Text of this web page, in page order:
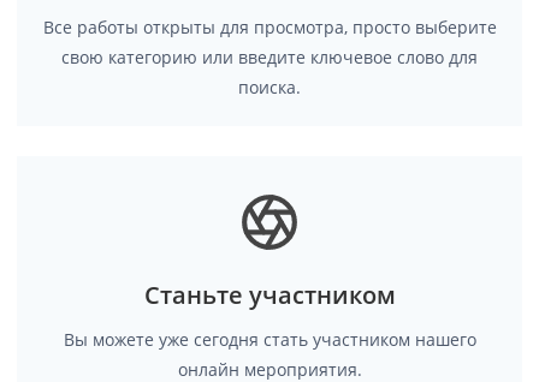
Все работы открыты для просмотра, просто выберите
свою категорию или введите ключевое слово для
поиска.
Станьте участником
Вы можете уже сегодня стать участником нашего
онлайн мероприятия.